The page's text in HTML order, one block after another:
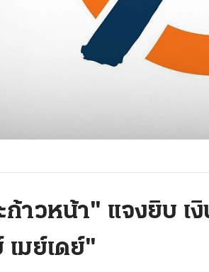
าวหน้า" แจงยิบ เงิ
เมย์เดย์"